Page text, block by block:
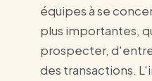
équipes à se
plus importantes,
prospecter,
des transactions.